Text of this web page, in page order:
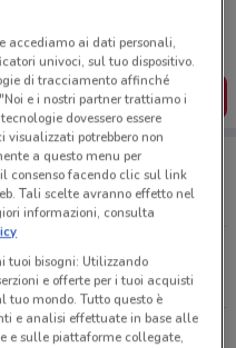
dei negozi vicino a te,
del risparmio, comodamente
L’APP
Rangone
accediamo ai dati personali,
univoci, sul tuo dispositivo.
di tracciamento affinché
e i nostri partner trattiamo i
dovessero essere
potrebbero non
a questo menu per
consenso facendo clic sul link
Tali scelte avranno effetto nel
informazioni, consulta
tuoi bisogni: Utilizzando
e offerte per i tuoi acquisti
mondo. Tutto questo è
e analisi effettuate in base alle
e sulle piattaforme collegate,